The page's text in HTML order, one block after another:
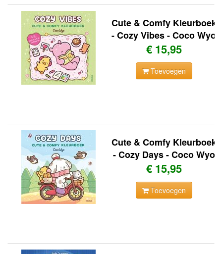
Cute & Comfy Kleurboek
- Cozy Vibes - Coco Wyo
€ 15,95
Toevoegen
Cute & Comfy Kleurboek
- Cozy Days - Coco Wyo
€ 15,95
Toevoegen